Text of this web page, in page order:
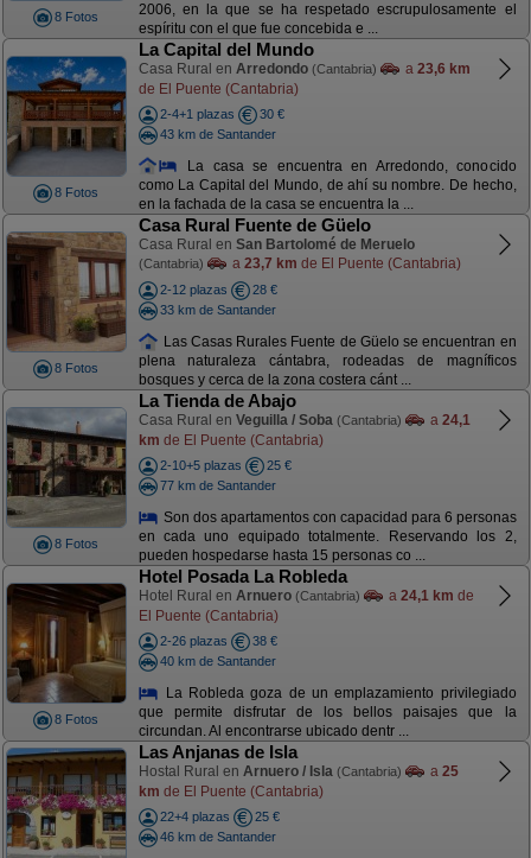
8 Fotos
2006, en la que se ha respetado escrupulosamente el
espíritu con el que fue concebida e ...
8 Fotos
La Capital del Mundo
Casa Rural en Arredondo (Cantabria) a 23,6 km
de El Puente (Cantabria)
2-4+1 plazas
30 €
43 km de Santander
La casa se encuentra en Arredondo, conocido
como La Capital del Mundo, de ahí su nombre. De hecho,
en la fachada de la casa se encuentra la ...
8 Fotos
Casa Rural Fuente de Güelo
Casa Rural en San Bartolomé de Meruelo
(Cantabria) a 23,7 km de El Puente (Cantabria)
2-12 plazas
28 €
33 km de Santander
Las Casas Rurales Fuente de Güelo se encuentran en
plena naturaleza cántabra, rodeadas de magníficos
bosques y cerca de la zona costera cánt ...
8 Fotos
La Tienda de Abajo
Casa Rural en Veguilla / Soba (Cantabria) a 24,1
km de El Puente (Cantabria)
2-10+5 plazas
25 €
77 km de Santander
Son dos apartamentos con capacidad para 6 personas
en cada uno equipado totalmente. Reservando los 2,
pueden hospedarse hasta 15 personas co ...
8 Fotos
Hotel Posada La Robleda
Hotel Rural en Arnuero (Cantabria) a 24,1 km de
El Puente (Cantabria)
2-26 plazas
38 €
40 km de Santander
La Robleda goza de un emplazamiento privilegiado
que permite disfrutar de los bellos paisajes que la
circundan. Al encontrarse ubicado dentr ...
Las Anjanas de Isla
Hostal Rural en Arnuero / Isla (Cantabria) a 25
km de El Puente (Cantabria)
22+4 plazas
25 €
46 km de Santander